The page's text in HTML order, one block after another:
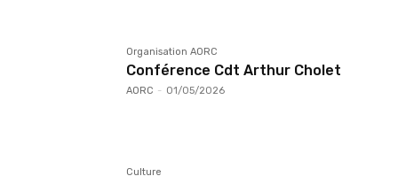
Organisation AORC
Conférence Cdt Arthur Cholet
AORC - 01/05/2026
Culture